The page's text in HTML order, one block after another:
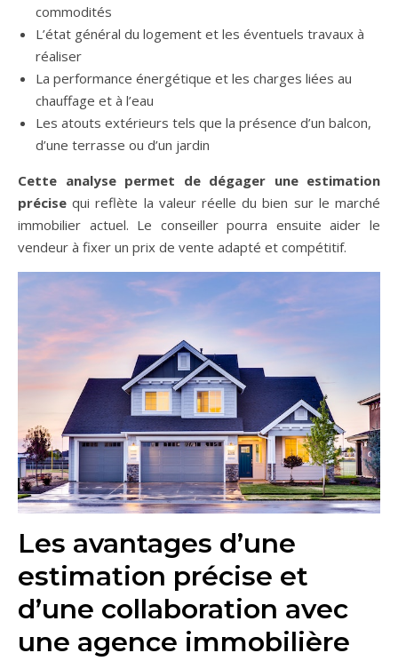
commodités
L’état général du logement et les éventuels travaux à
réaliser
La performance énergétique et les charges liées au
chauffage et à l’eau
Les atouts extérieurs tels que la présence d’un balcon,
d’une terrasse ou d’un jardin
Cette analyse permet de dégager une estimation
précise qui reflète la valeur réelle du bien sur le marché
immobilier actuel. Le conseiller pourra ensuite aider le
vendeur à fixer un prix de vente adapté et compétitif.
Les avantages d’une
estimation précise et
d’une collaboration avec
une agence immobilière